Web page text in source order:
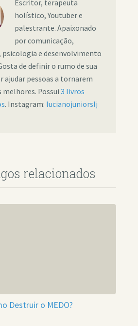
Escritor, terapeuta
holístico, Youtuber e
palestrante. Apaixonado
por comunicação,
psicologia e desenvolvimento
de definir o rumo de sua
ajudar pessoas a tornarem
melhores. Possui 3 livros
. Instagram: lucianojuniorslj
relacionados
Destruir o MEDO?